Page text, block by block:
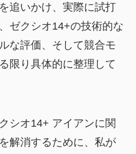
追いかけ、実際に試打
ゼクシオ14+の技術的な
な評価、そして競合モ
限り具体的に整理して
シオ14+ アイアンに関
解消するために、私が